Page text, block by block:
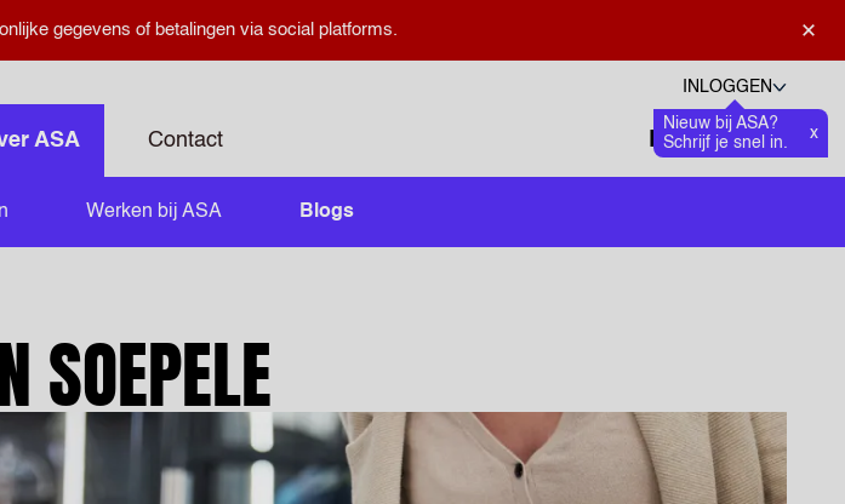
×
gegevens of betalingen via social platforms.
INLOGGEN
Nieuw bij ASA?
Schrijf je snel in.
x
ASA Contact
Talen
Zoeken openen
0
Werken bij ASA Blogs
SOEPELE